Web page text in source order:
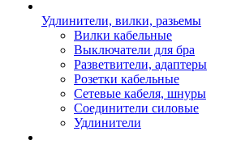
Удлинители, вилки, разьемы
Вилки кабельные
Выключатели для бра
Разветвители, адаптеры
Розетки кабельные
Сетевые кабеля, шнуры
Соединители силовые
Удлинители